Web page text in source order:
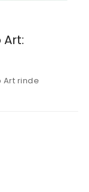
Art:
Art rinde